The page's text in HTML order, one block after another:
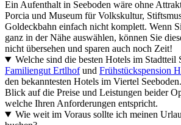
Ein Aufenthalt in Seeboden wäre ohne
Porcia und Museum für Volkskultur,
Goldeckbahn einfach nicht komplett. Wenn
ganz in der Nähe auswählen, können Sie
nicht übersehen und sparen auch noch Zeit!
Welche sind die besten Hotels im Stadtteil
Familiengut Ertlhofund Frühstückspension
den bekanntesten Hotels im Viertel
Blick auf die Preise und Leistungen beider
welche Ihren Anforderungen entspricht.
Wie weit im Voraus sollte ich meinen